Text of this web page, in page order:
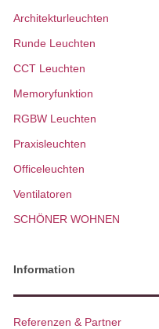
Architekturleuchten
Runde Leuchten
CCT Leuchten
Memoryfunktion
RGBW Leuchten
Praxisleuchten
Officeleuchten
Ventilatoren
SCHÖNER WOHNEN
Information
Referenzen & Partner